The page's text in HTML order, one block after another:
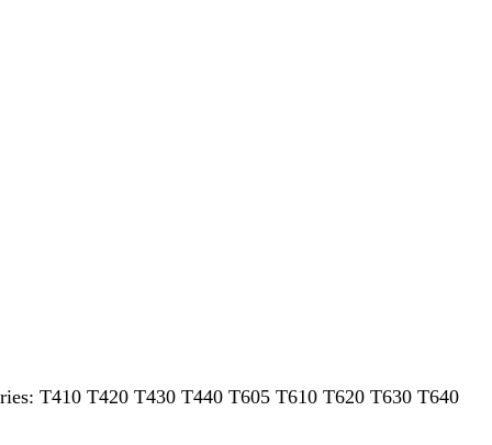
T410 T420 T430 T440 T605 T610 T620 T630 T640